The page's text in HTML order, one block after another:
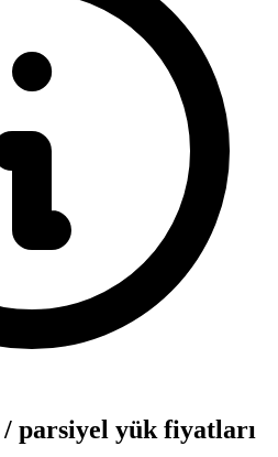
/ parsiyel yük fiyatları